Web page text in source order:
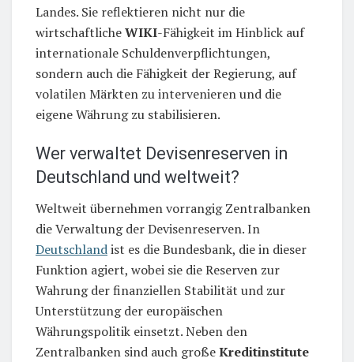
Landes. Sie reflektieren nicht nur die
wirtschaftlicheWIKI-Fähigkeit im Hinblick auf
internationale Schuldenverpflichtungen,
sondern auch die Fähigkeit der Regierung, auf
volatilen Märkten zu intervenieren und die
eigene Währung zu stabilisieren.
Wer verwaltet Devisenreserven in
Deutschland und weltweit?
Weltweit übernehmen vorrangig Zentralbanken
die Verwaltung der Devisenreserven. In
Deutschlandist es die Bundesbank, die in dieser
Funktion agiert, wobei sie die Reserven zur
Wahrung der finanziellen Stabilität und zur
Unterstützung der europäischen
Währungspolitik einsetzt. Neben den
Zentralbanken sind auch großeKreditinstitute